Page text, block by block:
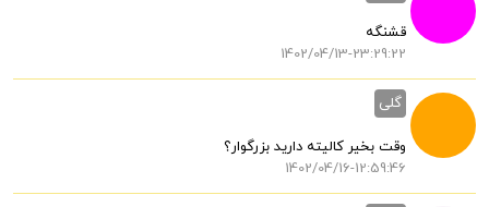
قشنگه
1402/04/13-23:29:22
گلی
وقت بخیر کالیته دارید بزرگوار؟
1402/04/16-12:59:46